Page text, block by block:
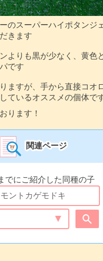
のスーパーハイポタンジ
きます
よりも黒が少なく、黄色
です
ますが、手から直接コオ
ているオススメの個体で
ります！
関連ページ
でにご紹介した同種の子